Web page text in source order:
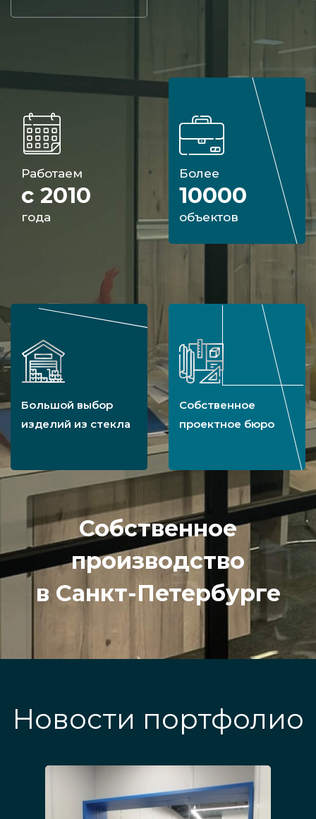
Работаем
с 2010
года
Более
10000
объектов
Большой выбор
изделий из стекла
Собственное
проектное бюро
Собственное
производство
в Санкт-Петербурге
Новости портфолио